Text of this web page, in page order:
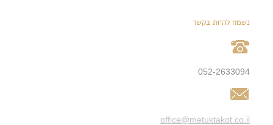
נשמח להיות בקשר
052-2633094
office@metuktakot.co.il